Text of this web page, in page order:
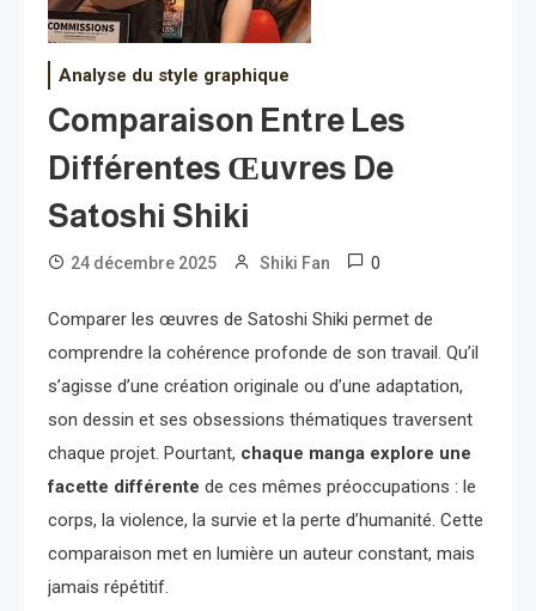
Analyse du style graphique
Comparaison Entre Les
Différentes Œuvres De
Satoshi Shiki
24 décembre 2025 Shiki Fan 0
Comparer les œuvres de Satoshi Shiki permet de
comprendre la cohérence profonde de son travail. Qu’il
s’agisse d’une création originale ou d’une adaptation,
son dessin et ses obsessions thématiques traversent
chaque projet. Pourtant, chaque manga explore une
facette différente de ces mêmes préoccupations : le
corps, la violence, la survie et la perte d’humanité. Cette
comparaison met en lumière un auteur constant, mais
jamais répétitif.